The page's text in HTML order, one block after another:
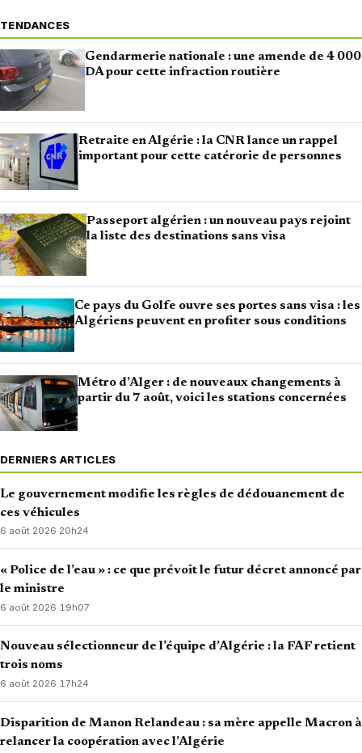
TENDANCES
Gendarmerie nationale : une amende de 4 000
DA pour cette infraction routière
Retraite en Algérie : la CNR lance un rappel
important pour cette catérorie de personnes
Passeport algérien : un nouveau pays rejoint
la liste des destinations sans visa
Ce pays du Golfe ouvre ses portes sans visa : les
Algériens peuvent en profiter sous conditions
Métro d’Alger : de nouveaux changements à
partir du 7 août, voici les stations concernées
DERNIERS ARTICLES
Le gouvernement modifie les règles de dédouanement de
ces véhicules
6 août 2026·20h24
« Police de l’eau » : ce que prévoit le futur décret annoncé par
le ministre
6 août 2026· 19h07
Nouveau sélectionneur de l’équipe d’Algérie : la FAF retient
trois noms
6 août 2026·17h24
Disparition de Manon Relandeau : sa mère appelle Macron à
relancer la coopération avec l’Algérie